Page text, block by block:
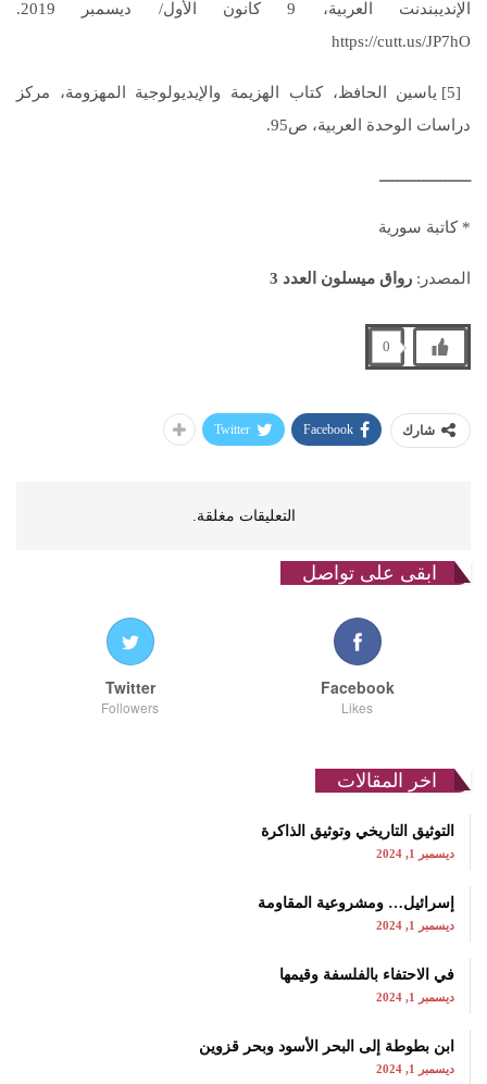
الإنديبندنت العربية، 9 كانون الأول/ ديسمبر 2019.
https://cutt.us/JP7hO
[5] ياسين الحافظ، كتاب الهزيمة والإيديولوجية المهزومة، مركز
دراسات الوحدة العربية، ص95.
ـــــــــــــــــــــ
* كاتبة سورية
المصدر: رواق ميسلون العدد 3
0
شارك Facebook
Twitter
التعليقات مغلقة.
ابقى على تواصل
Facebook
Likes
Twitter
Followers
اخر المقالات
التوثيق التاريخي وتوثيق الذاكرة
ديسمبر 1, 2024
إسرائيل… ومشروعية المقاومة
ديسمبر 1, 2024
في الاحتفاء بالفلسفة وقيمها
ديسمبر 1, 2024
ابن بطوطة إلى البحر الأسود وبحر قزوين
ديسمبر 1, 2024